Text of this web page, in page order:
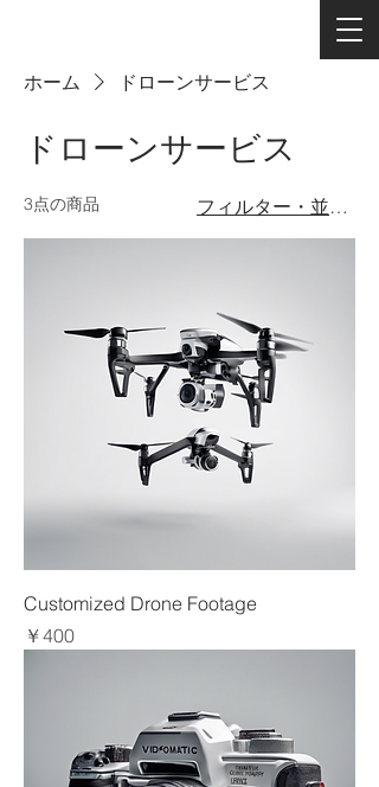
ホーム ドローンサービス
ドローンサービス
3点の商品 フィルター・並び替え
Customized Drone Footage
価格
￥400